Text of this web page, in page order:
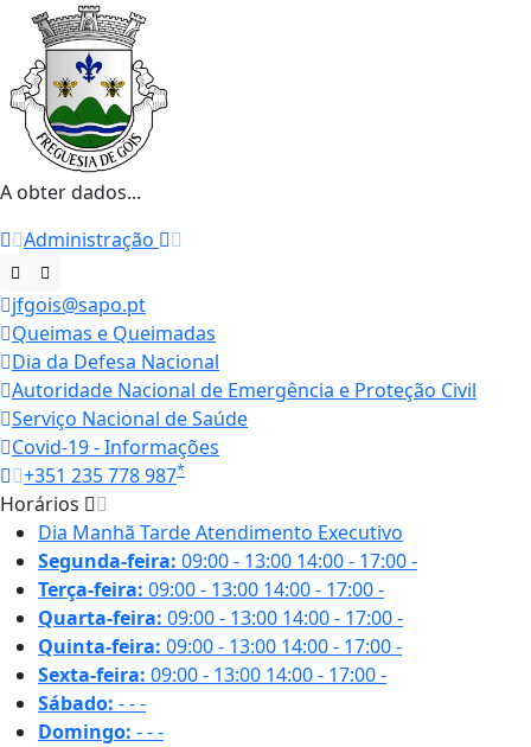
A obter dados...
Administração
jfgois@sapo.pt
Queimas e Queimadas
Dia da Defesa Nacional
Autoridade Nacional de Emergência e Proteção Civil
Serviço Nacional de Saúde
Covid-19 - Informações
+351 235 778 987*
Horários
Dia Manhã TardeAtendimento Executivo
Segunda-feira: 09:00 - 13:00 14:00 - 17:00-
Terça-feira: 09:00 - 13:00 14:00 - 17:00-
Quarta-feira: 09:00 - 13:00 14:00 - 17:00-
Quinta-feira: 09:00 - 13:00 14:00 - 17:00-
Sexta-feira: 09:00 - 13:00 14:00 - 17:00-
Sábado: ---
Domingo: ---